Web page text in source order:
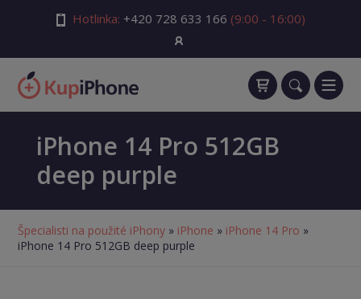
Hotlinka: +420 728 633 166 (9:00 - 16:00)
iPhone 14 Pro 512GB
deep purple
Špecialisti na použité iPhony » iPhone » iPhone 14 Pro »
iPhone 14 Pro 512GB deep purple